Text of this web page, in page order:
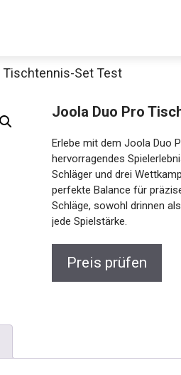
Tischtennis-Set Test
Joola Duo Pro
Erlebe mit dem Joola Duo
hervorragendes
Schläger und drei
perfekte Balance für
Schläge, sowohl drinnen
jede Spielstärke.
Preis prüfen
Schaue dir jetzt die
Jetzt